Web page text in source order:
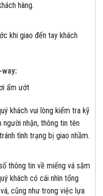
hàng.
khi giao đến tay khách
way:
ẩm ướt
khách vui lòng kiểm tra kỹ
nhận, thông tin tên
tình trạng bị giao nhầm.
thông tin về miếng vá săm
khách có cái nhìn tổng
cũng như trong việc lựa